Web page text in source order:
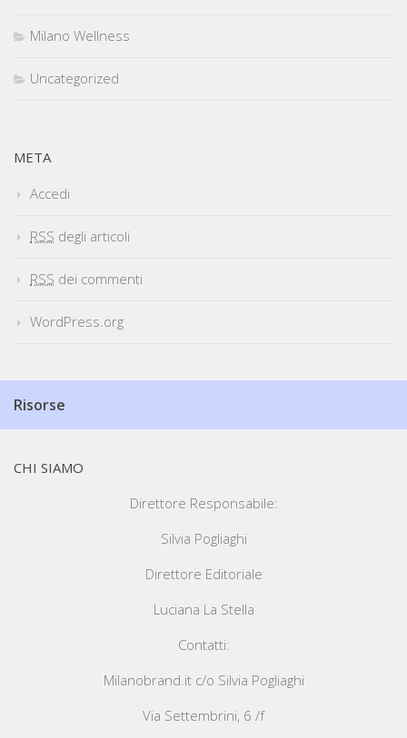
Milano Wellness
Uncategorized
META
Accedi
RSS degli articoli
RSS dei commenti
WordPress.org
Risorse
CHI SIAMO
Direttore Responsabile:
Silvia Pogliaghi
Direttore Editoriale
Luciana La Stella
Contatti:
Milanobrand.it c/o Silvia Pogliaghi
Via Settembrini, 6 /f